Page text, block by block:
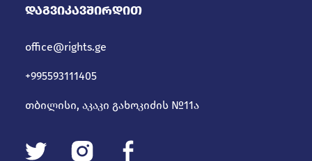
Დაგვიკავშირდით
office@rights.ge
+995593111405
თბილისი, აკაკი გახოკიძის №11ა